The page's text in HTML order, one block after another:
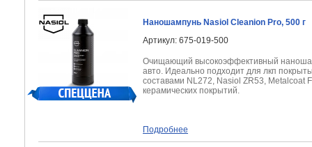
Наношампунь Nasiol Cleanion Pro, 500 г
Артикул: 675-019-500
Очищающий высокоэффективный
авто. Идеально подходит для лкп
составами NL272, Nasiol ZR53, Metalcoat
керамических покрытий.
Подробнее